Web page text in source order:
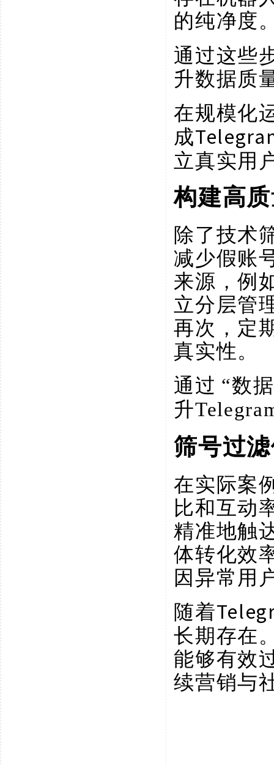
的纯净度
通过这些
升数据质
在规模化
成
立真实用
构建高
除了技术
减少假账
来源，例
立分层管
再次，定
真实性。
通过 “数
升
筛号过
在实际案
比和互动
精准地触
体转化效
因异常用
随着
长期存在
能够有效
续营销与